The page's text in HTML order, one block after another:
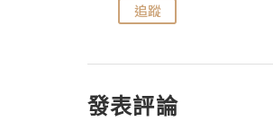
追蹤
發表評論